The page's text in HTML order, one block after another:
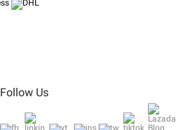
Follow Us